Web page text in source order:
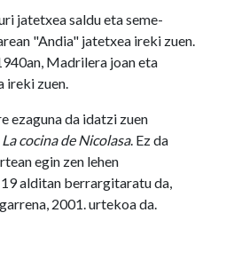
jatetxea saldu eta seme-
"Andia" jatetxea ireki zuen.
Madrilera joan eta
zuen.
ezaguna da idatzi zuen
La cocina de Nicolasa. Ez da
egin zen lehen
alditan berrargitaratu da,
2001. urtekoa da.